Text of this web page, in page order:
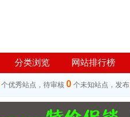
分类浏览 网站排行榜
个优秀站点，待审核 0 个未知站点，发布